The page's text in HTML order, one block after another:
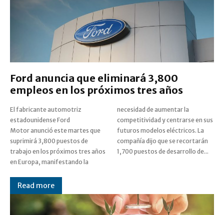
Ford anuncia que eliminará 3,800
empleos en los próximos tres años
El fabricante automotriz
estadounidense Ford
Motor anunció este martes que
suprimirá 3,800 puestos de
trabajo en los próximos tres años
en Europa, manifestando la
necesidad de aumentar la
competitividad y centrarse en sus
futuros modelos eléctricos. La
compañía dijo que se recortarán
1,700 puestos de desarrollo de...
Read more